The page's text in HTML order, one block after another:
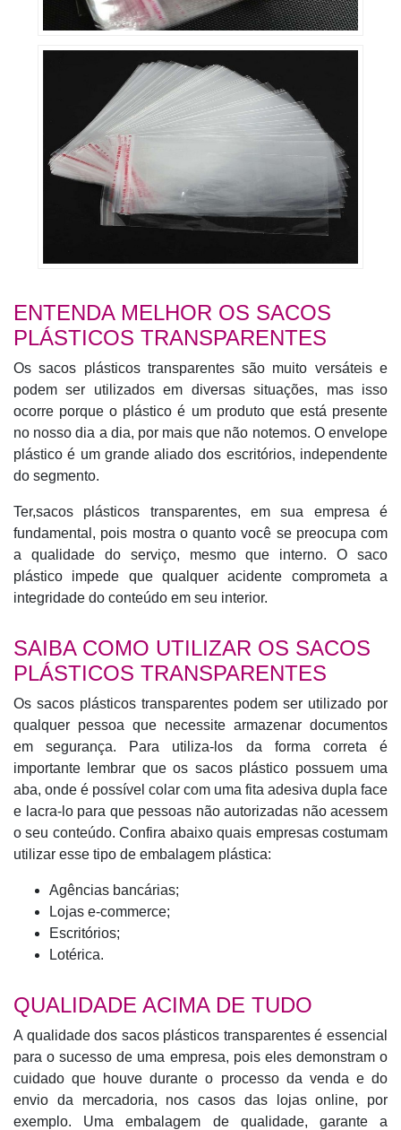
ENTENDA MELHOR OS SACOS
PLÁSTICOS TRANSPARENTES
Os sacos plásticos transparentes são muito versáteis e
podem ser utilizados em diversas situações, mas isso
ocorre porque o plástico é um produto que está presente
no nosso dia a dia, por mais que não notemos. O envelope
plástico é um grande aliado dos escritórios, independente
do segmento.
Ter,sacos plásticos transparentes, em sua empresa é
fundamental, pois mostra o quanto você se preocupa com
a qualidade do serviço, mesmo que interno. O saco
plástico impede que qualquer acidente comprometa a
integridade do conteúdo em seu interior.
SAIBA COMO UTILIZAR OS SACOS
PLÁSTICOS TRANSPARENTES
Os sacos plásticos transparentes podem ser utilizado por
qualquer pessoa que necessite armazenar documentos
em segurança. Para utiliza-los da forma correta é
importante lembrar que os sacos plástico possuem uma
aba, onde é possível colar com uma fita adesiva dupla face
e lacra-lo para que pessoas não autorizadas não acessem
o seu conteúdo. Confira abaixo quais empresas costumam
utilizar esse tipo de embalagem plástica:
Agências bancárias;
Lojas e-commerce;
Escritórios;
Lotérica.
QUALIDADE ACIMA DE TUDO
A qualidade dos sacos plásticos transparentes é essencial
para o sucesso de uma empresa, pois eles demonstram o
cuidado que houve durante o processo da venda e do
envio da mercadoria, nos casos das lojas online, por
exemplo. Uma embalagem de qualidade, garante a